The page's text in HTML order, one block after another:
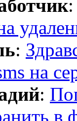
:
:
на
:
в